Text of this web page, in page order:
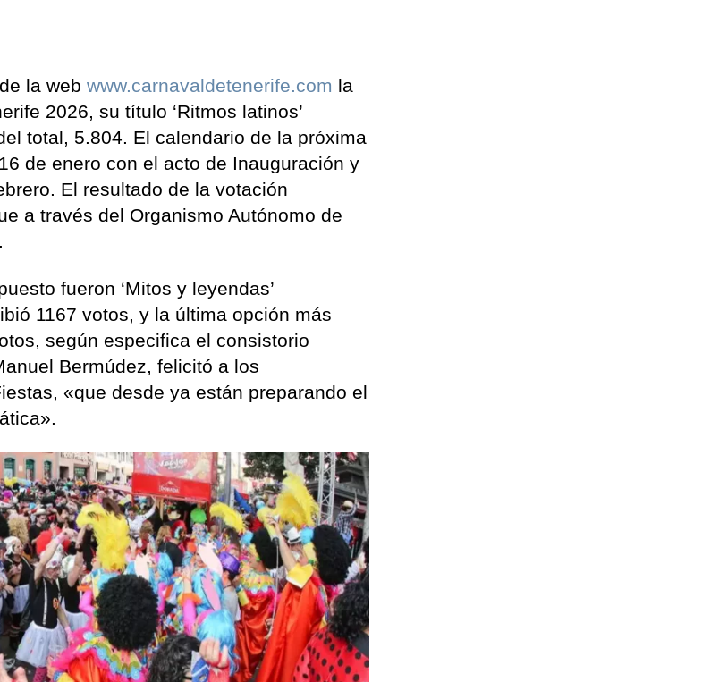
la webwww.carnavaldetenerife.com la
2026, su título ‘Ritmos latinos’
total, 5.804. El calendario de la próxima
de enero con el acto de Inauguración y
El resultado de la votación
a través del Organismo Autónomo de
fueron ‘Mitos y leyendas’
1167 votos, y la última opción más
según especifica el consistorio
Bermúdez, felicitó a los
«que desde ya están preparando el